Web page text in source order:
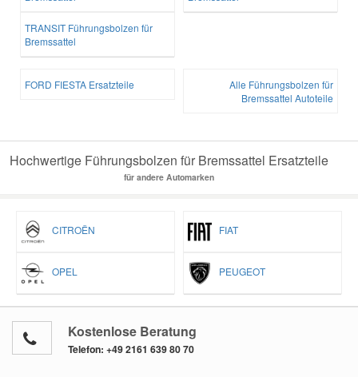
TRANSIT Führungsbolzen für
Bremssattel
FORD FIESTA Ersatzteile
Alle Führungsbolzen für
Bremssattel Autoteile
Hochwertige Führungsbolzen für Bremssattel Ersatzteile
für andere Automarken
CITROËN FIAT
OPEL PEUGEOT
Kostenlose Beratung
Telefon: +49 2161 639 80 70